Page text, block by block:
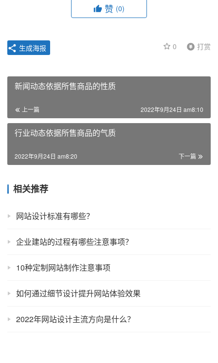
赞 (0)
0 打赏
生成海报
新闻动态依据所售商品的性质
上一篇 2022年9月24日 am8:10
行业动态依据所售商品的气质
下一篇
2022年9月24日 am8:20
相关推荐
网站设计标准有哪些？
企业建站的过程有哪些注意事项？
10种定制网站制作注意事项
如何通过细节设计提升网站体验效果
2022年网站设计主流方向是什么？